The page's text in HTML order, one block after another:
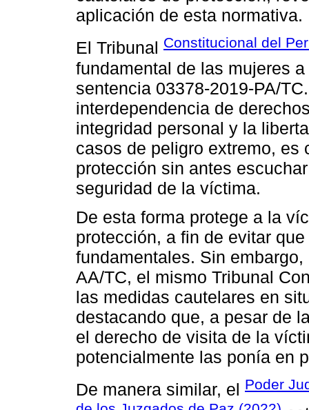
aplicación de esta normativa.
El Tribunal
Constitucional del
fundamental de las mujeres
sentencia 03378-2019-PA/
interdependencia de
integridad personal y la
casos de peligro extremo, es
protección sin antes
seguridad de la víctima.
De esta forma protege a la
protección, a fin de evitar
fundamentales. Sin
AA/TC, el mismo Tribunal
las medidas cautelares en
destacando que, a pesar de
el derecho de visita de la
potencialmente las ponía en
De manera similar, el Poder